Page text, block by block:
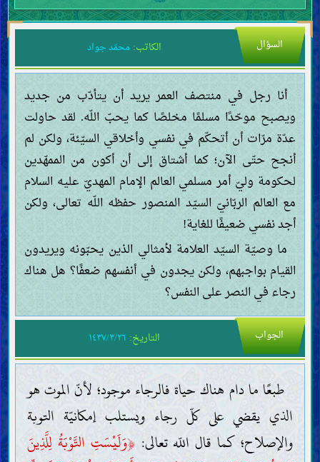
السؤال الكاتب: محمّد جواد
أنا رجل في منتصف العمر يريد أن يتأدّب من جديد
ويصبح موحّدًا مسلمًا مخلصًا كما يحبّ اللّه. لقد حاولت
عدّة مرّات أن أتحكّم في نفسي وأخلاقي السيّئة، ولكن لم
أنجح حتّى الآن؛ كما أشتاق إلى أن أكون من الممهّدين
لحكومة وليّ أمر مسلمي العالم الإمام المهديّ عليه السلام
مع العالم الربّانيّ السيّد المنصور حفظه اللّه تعالى، ولكن
أجد نفسي ضعيفًا للغاية!
ما وصيّة السيّد العلامة لأمثالي الذين يحبّونه ويريدون
القيام بواجبهم، ولكن يجدون في أنفسهم ضعفًا؟ هل هناك
رجاء في النصر على النفس؟
الجواب التاريخ: ١٤٣٧/٣/٢٦
طبعًا ما دام هناك حياة فالرجاء موجود؛ لأنّ الموت هو
الذي يقضي على كلّ رجاء ويستلب إمكانيّة التوبة
والإصلاح؛ كما قال اللّه تعالى: ﴿وَلَيْسَتِ التَّوْبَةُ لِلَّذِينَ